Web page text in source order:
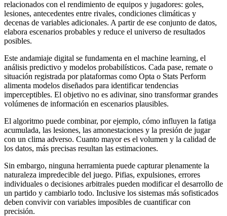
relacionados con el rendimiento de equipos y jugadores: goles,
lesiones, antecedentes entre rivales, condiciones climáticas y
decenas de variables adicionales. A partir de ese conjunto de datos,
elabora escenarios probables y reduce el universo de resultados
posibles.
Este andamiaje digital se fundamenta en el machine learning, el
análisis predictivo y modelos probabilísticos. Cada pase, remate o
situación registrada por plataformas como Opta o Stats Perform
alimenta modelos diseñados para identificar tendencias
imperceptibles. El objetivo no es adivinar, sino transformar grandes
volúmenes de información en escenarios plausibles.
El algoritmo puede combinar, por ejemplo, cómo influyen la fatiga
acumulada, las lesiones, las amonestaciones y la presión de jugar
con un clima adverso. Cuanto mayor es el volumen y la calidad de
los datos, más precisas resultan las estimaciones.
Sin embargo, ninguna herramienta puede capturar plenamente la
naturaleza impredecible del juego. Pifias, expulsiones, errores
individuales o decisiones arbitrales pueden modificar el desarrollo de
un partido y cambiarlo todo. Inclusive los sistemas más sofisticados
deben convivir con variables imposibles de cuantificar con
precisión.